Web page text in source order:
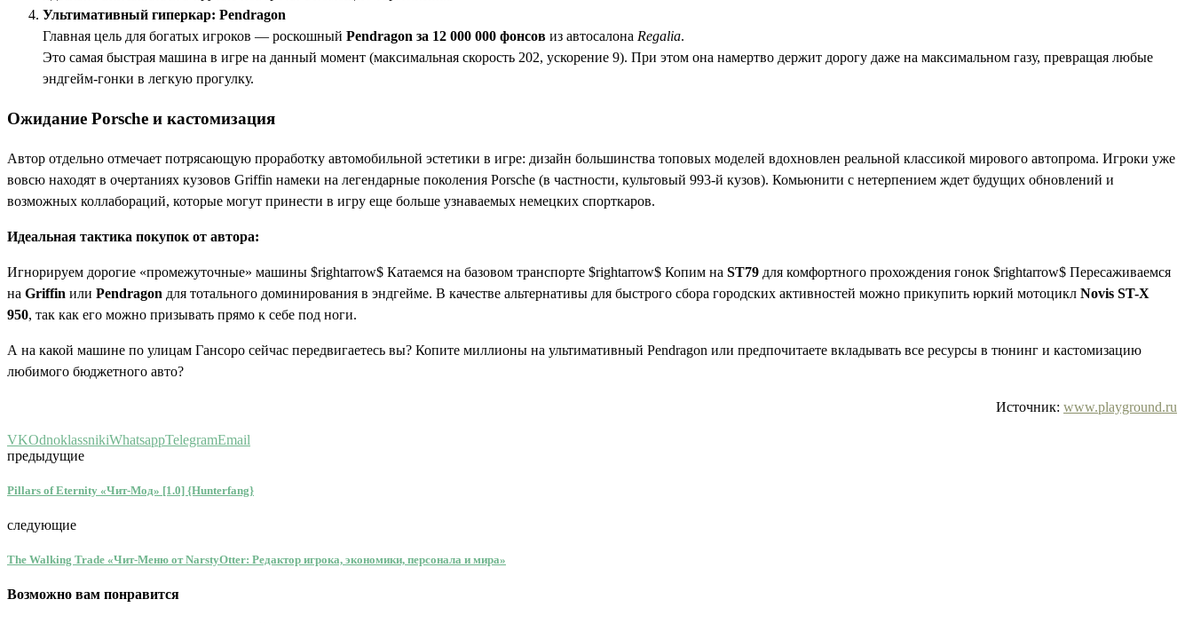
Ультимативный гиперкар: Pendragon
Главная цель для богатых игроков — роскошный Pendragon за 12 000 000 фонсов из автосалона Regalia.
Это самая быстрая машина в игре на данный момент (максимальная скорость 202, ускорение 9). При этом она намертво держит дорогу даже на максимальном газу, превращая любые
эндгейм-гонки в легкую прогулку.
Ожидание Porsche и кастомизация
Автор отдельно отмечает потрясающую проработку автомобильной эстетики в игре: дизайн большинства топовых моделей вдохновлен реальной классикой мирового автопрома. Игроки уже
вовсю находят в очертаниях кузовов Griffin намеки на легендарные поколения Porsche (в частности, культовый 993-й кузов). Комьюнити с нетерпением ждет будущих обновлений и
возможных коллабораций, которые могут принести в игру еще больше узнаваемых немецких спорткаров.
Идеальная тактика покупок от автора:
Игнорируем дорогие «промежуточные» машины $rightarrow$ Катаемся на базовом транспорте $rightarrow$ Копим на ST79 для комфортного прохождения гонок $rightarrow$ Пересаживаемся
на Griffin или Pendragon для тотального доминирования в эндгейме. В качестве альтернативы для быстрого сбора городских активностей можно прикупить юркий мотоцикл Novis ST-X
950, так как его можно призывать прямо к себе под ноги.
А на какой машине по улицам Гансоро сейчас передвигаетесь вы? Копите миллионы на ультимативный Pendragon или предпочитаете вкладывать все ресурсы в тюнинг и кастомизацию
любимого бюджетного авто?
Источник: www.playground.ru
VKOdnoklassnikiWhatsappTelegramEmail
предыдущие
Pillars of Eternity «Чит-Мод» [1.0] {Hunterfang}
следующие
The Walking Trade «Чит-Меню от NarstyOtter: Редактор игрока, экономики, персонала и мира»
Возможно вам понравится